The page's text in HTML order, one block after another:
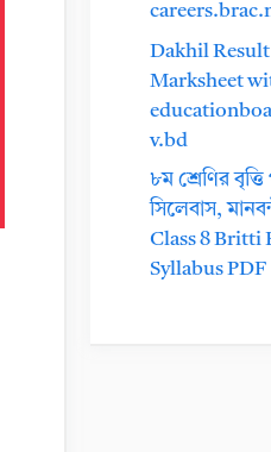
Dakhil
Marksheet
v.bd
৮ম শ্রেণির
সিলেবাস,
Class 8 Britti
Syllabus PDF